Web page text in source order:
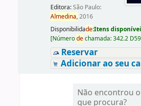
Editora:São Paulo:
Almedina,2016
Disponibilidade:Itens
[Númerodechamada:342.2
Reservar
Adicionar ao seu
Não encontrou o
que procura?